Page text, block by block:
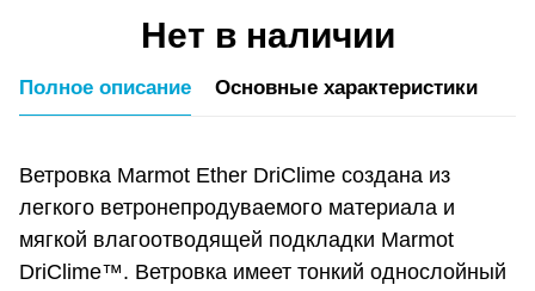
Нет в наличии
Полное описание Основные характеристики
Ветровка Marmot Ether DriClime создана из
легкого ветронепродуваемого материала и
мягкой влагоотводящей подкладки Marmot
DriClime™. Ветровка имеет тонкий однослойный